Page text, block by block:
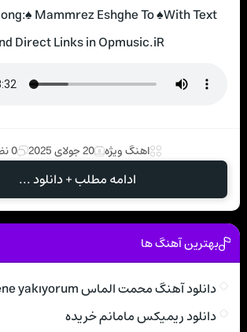
Mammrez Eshghe To ♠With Text
Direct Links in Opmusic.iR
اهنگ ویژه 20 جولای 2025 0 نظر
ادامه مطلب + دانلود ...
بهترین آهنگ ها
دانلود آهنگ محمت الماس gidene yakıyorum
دانلود ریمیکس مامانم خریده